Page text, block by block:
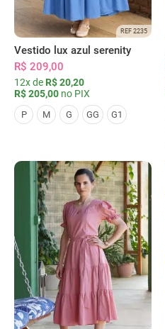
REF 2235
Vestido lux azul serenity
R$ 209,00
12x de R$ 20,20
R$ 205,00 no PIX
P M G GG G1